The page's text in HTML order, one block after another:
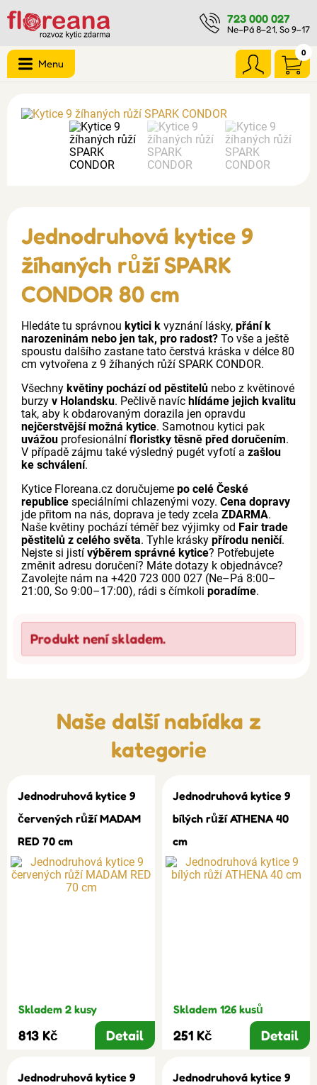
723 000 027
Ne–Pá 8–21, So 9–17
0
Menu
Jednodruhová kytice 9
žíhaných růží SPARK
CONDOR 80 cm
Hledáte tu správnou kytici k vyznání lásky, přání k
narozeninám nebo jen tak, pro radost? To vše a ještě
spoustu dalšího zastane tato čerstvá kráska v délce 80
cm vytvořena z 9 žíhaných růží SPARK CONDOR.
Všechny květiny pochází od pěstitelů nebo z květinové
burzy v Holandsku. Pečlivě navíc hlídáme jejich kvalitu
tak, aby k obdarovaným dorazila jen opravdu
nejčerstvější možná kytice. Samotnou kytici pak
uvážou profesionální floristky těsně před doručením.
V případě zájmu také výsledný pugét vyfotí a zašlou
ke schválení.
Kytice Floreana.cz doručujeme po celé České
republice speciálními chlazenými vozy. Cena dopravy
jde přitom na nás, doprava je tedy zcela ZDARMA.
Naše květiny pochází téměř bez výjimky od Fair trade
pěstitelů z celého světa. Tyhle krásky přírodu neničí.
Nejste si jistí výběrem správné kytice? Potřebujete
změnit adresu doručení? Máte dotazy k objednávce?
Zavolejte nám na +420 723 000 027 (Ne–Pá 8:00–
21:00, So 9:00–17:00), rádi s čímkoli poradíme.
Produkt není skladem.
Naše další nabídka z
kategorie
Jednodruhová kytice 9
červených růží MADAM
RED 70 cm
Skladem 2 kusy
813 Kč Detail
Jednodruhová kytice 9
bílých růží ATHENA 40
cm
Skladem 126 kusů
251 Kč Detail
Jednodruhová kytice 9
Jednodruhová kytice 9